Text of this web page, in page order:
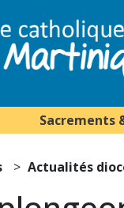
Sacrements
Actualités